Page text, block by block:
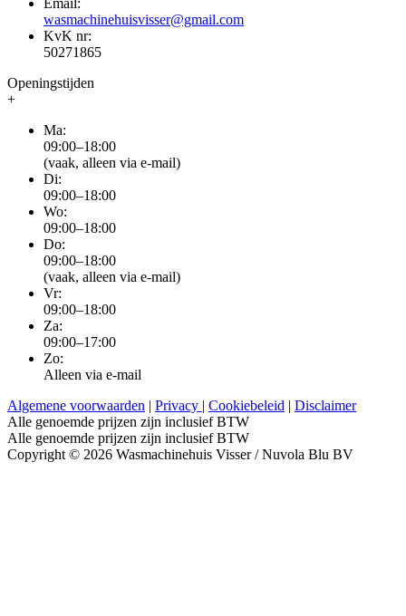
Email:
wasmachinehuisvisser@gmail.com
KvK nr:
50271865
Openingstijden
+
Ma:
09:00–18:00
(vaak, alleen via e-mail)
Di:
09:00–18:00
Wo:
09:00–18:00
Do:
09:00–18:00
(vaak, alleen via e-mail)
Vr:
09:00–18:00
Za:
09:00–17:00
Zo:
Alleen via e-mail
Algemene voorwaarden | Privacy | Cookiebeleid | Disclaimer
Alle genoemde prijzen zijn inclusief BTW
Alle genoemde prijzen zijn inclusief BTW
Copyright © 2026 Wasmachinehuis Visser / Nuvola Blu BV